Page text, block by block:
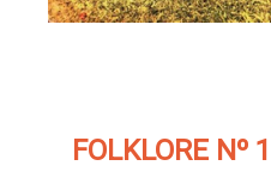
FOLKLORE Nº